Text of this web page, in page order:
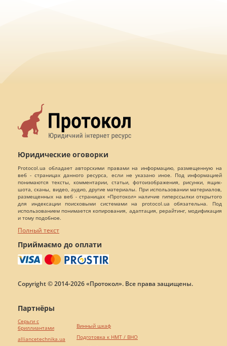
Юридические оговорки
Protocol.ua обладает авторскими правами на информацию, размещенную на
веб - страницах данного ресурса, если не указано иное. Под информацией
понимаются тексты, комментарии, статьи, фотоизображения, рисунки, ящик-
шота, сканы, видео, аудио, другие материалы. При использовании материалов,
размещенных на веб - страницах «Протокол» наличие гиперссылки открытого
для индексации поисковыми системами на protocol.ua обязательна. Под
использованием понимается копирования, адаптация, рерайтинг, модификация
и тому подобное.
Полный текст
Приймаємо до оплати
Copyright © 2014-2026 «Протокол». Все права защищены.
Партнёры
Серьги с
бриллиантами
alliancetechnika.ua
Винный шкаф
Подготовка к НМТ / ВНО